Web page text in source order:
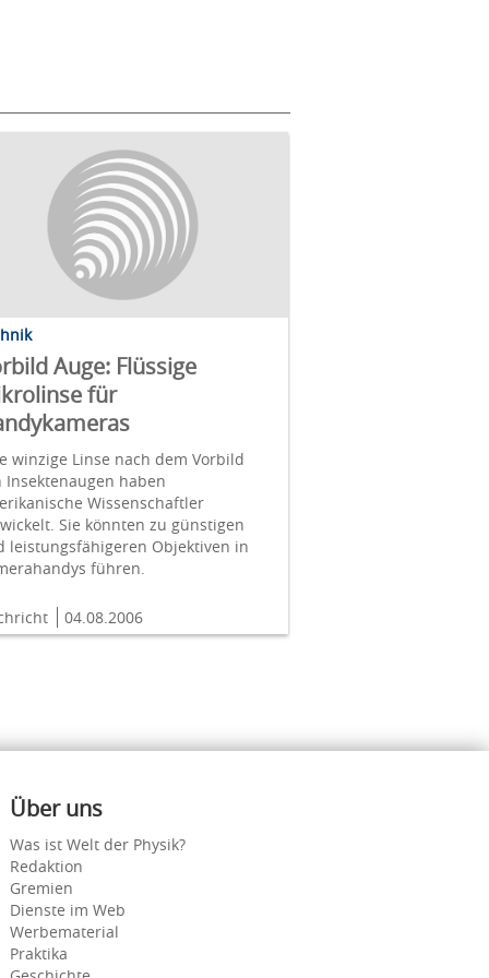
Auge: Flüssige
für
winzige Linse nach dem Vorbild
Insektenaugen haben
Wissenschaftler
Sie könnten zu günstigen
leistungsfähigeren Objektiven in
führen.
04.08.2006
Über uns
Was ist Welt der Physik?
Redaktion
Gremien
Dienste im Web
Werbematerial
Praktika